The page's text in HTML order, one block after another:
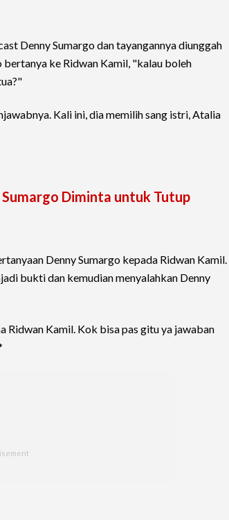
Denny Sumargo dan tayangannya diunggah
bertanya ke Ridwan Kamil, "kalau boleh
Kali ini, dia memilih sang istri, Atalia
Diminta untuk Tutup
Denny Sumargo kepada Ridwan Kamil.
bukti dan kemudian menyalahkan Denny
Ridwan Kamil. Kok bisa pas gitu ya jawaban